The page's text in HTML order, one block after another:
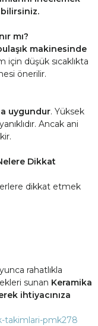
mı?
makinesinde
için düşük sıcaklıkta
önerilir.
uygundur. Yüksek
Ancak ani
Dikkat
dikkat etmek
rahatlıkla
sunan Keramika
ihtiyacınıza
takimlari-pmk278